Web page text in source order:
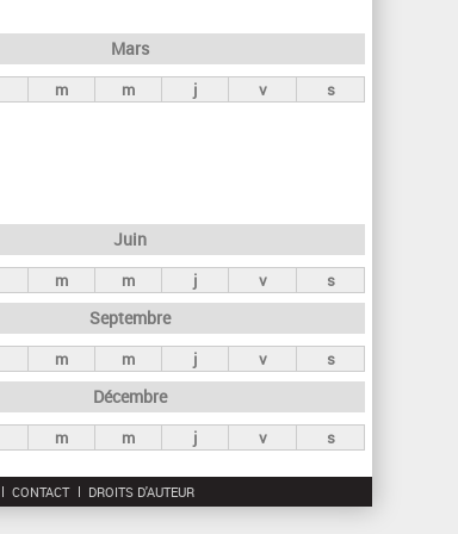
Mars
m m j v s
Juin
m m j v s
Septembre
m m j v s
Décembre
m m j v s
CONTACT DROITS D'AUTEUR